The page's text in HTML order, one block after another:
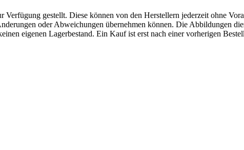
gestellt. Diese können von den Herstellern jederzeit ohne
oder Abweichungen übernehmen können. Die Abbildungen
eigenen Lagerbestand. Ein Kauf ist erst nach einer vorherigen